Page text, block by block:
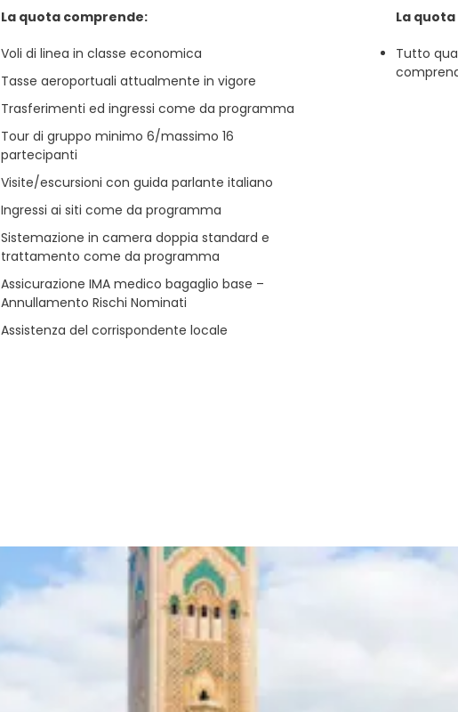
La quota comprende:
Voli di linea in classe economica
Tasse aeroportuali attualmente in vigore
Trasferimenti ed ingressi come da programma
Tour di gruppo minimo 6/massimo 16
partecipanti
Visite/escursioni con guida parlante italiano
Ingressi ai siti come da programma
Sistemazione in camera doppia standard e
trattamento come da programma
Assicurazione IMA medico bagaglio base –
Annullamento Rischi Nominati
Assistenza del corrispondente locale
La
Tutto